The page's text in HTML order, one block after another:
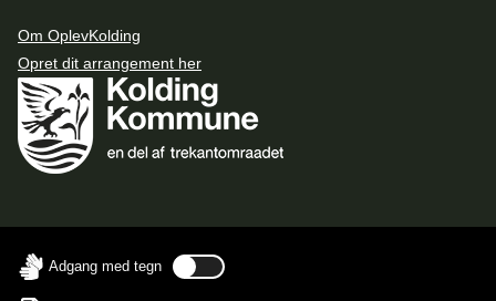
Om OplevKolding
Opret dit arrangement her
Adgang med tegn